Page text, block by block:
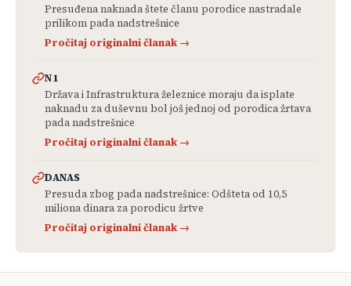
Presuđena naknada štete članu porodice nastradale
prilikom pada nadstrešnice
Pročitaj originalni članak →
N1
Država i Infrastruktura železnice moraju da isplate
naknadu za duševnu bol još jednoj od porodica žrtava
pada nadstrešnice
Pročitaj originalni članak →
DANAS
Presuda zbog pada nadstrešnice: Odšteta od 10,5
miliona dinara za porodicu žrtve
Pročitaj originalni članak →